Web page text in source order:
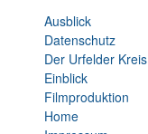
Ausblick
Datenschutz
Der Urfelder Kreis
Einblick
Filmproduktion
Home